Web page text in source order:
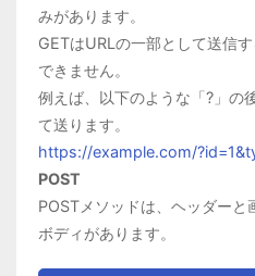
みがあります。
GETはURLの一部として送信
できません。
例えば、以下のような「?」の
て送ります。
https://example.com/
POST
POSTメソッドは、ヘッダーと
ボディがあります。